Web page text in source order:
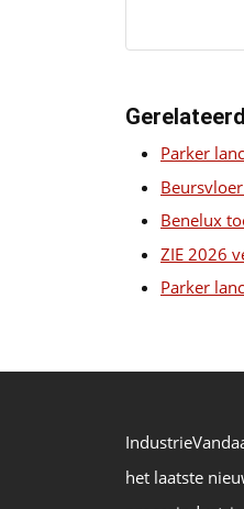
Parker
Benelux
ZIE 2026
Parker
het laatste